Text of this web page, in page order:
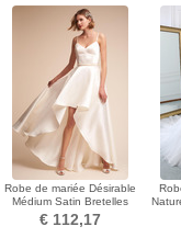
Robe de mariée Désirable
Médium Satin Bretelles
Spaghetti De plein air
€ 112,17